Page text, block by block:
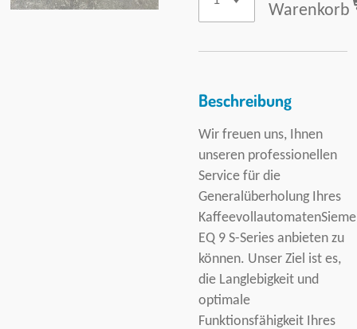
Warenkorb
Beschreibung
Wir freuen uns, Ihnen
unseren professionellen
Service für die
Generalüberholung Ihres
EQ 9 S-Series anbieten zu
können. Unser Ziel ist es,
die Langlebigkeit und
optimale
Funktionsfähigkeit Ihres